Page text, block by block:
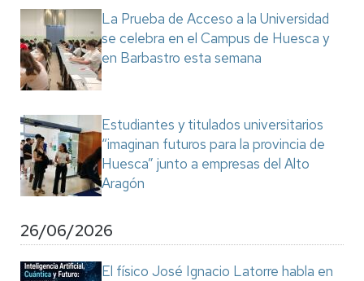
La Prueba de Acceso a la Universidad
se celebra en el Campus de Huesca y
en Barbastro esta semana
Estudiantes y titulados universitarios
“imaginan futuros para la provincia de
Huesca” junto a empresas del Alto
Aragón
26/06/2026
El físico José Ignacio Latorre habla en